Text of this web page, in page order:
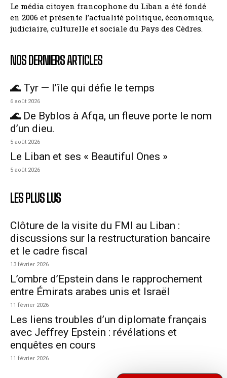
Le média citoyen francophone du Liban a été fondé
en 2006 et présente l’actualité politique, économique,
judiciaire, culturelle et sociale du Pays des Cèdres.
NOS DERNIERS ARTICLES
🌊 Tyr — l’île qui défie le temps
6 août 2026
🌊 De Byblos à Afqa, un fleuve porte le nom
d’un dieu.
5 août 2026
Le Liban et ses « Beautiful Ones »
5 août 2026
LES PLUS LUS
Clôture de la visite du FMI au Liban :
discussions sur la restructuration bancaire
et le cadre fiscal
13 février 2026
L’ombre d’Epstein dans le rapprochement
entre Émirats arabes unis et Israël
11 février 2026
Les liens troubles d’un diplomate français
avec Jeffrey Epstein : révélations et
enquêtes en cours
11 février 2026